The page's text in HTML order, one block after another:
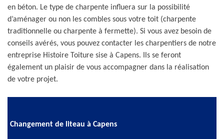
en béton. Le type de charpente influera sur la possibilité
d’aménager ou non les combles sous votre toit (charpente
traditionnelle ou charpente à fermette). Si vous avez besoin de
conseils avérés, vous pouvez contacter les charpentiers de notre
entreprise Histoire Toiture sise à Capens. Ils se feront
également un plaisir de vous accompagner dans la réalisation
de votre projet.
Changement de liteau à Capens